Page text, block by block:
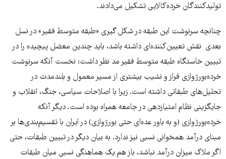
تولیدکنندگان خرده‌کالایی تشکیل می‌دادند.
چنانچه سرنوشت این طبقه در شکل گیری «طبقه متوسط فقیر» در نسل
بعدی نقش تعیین‌کننده‌ای داشته باشد، باید چندین معضل پیچیده را در
تبیین خاستگاه طبقه متوسط فقیر مد نظر داشت: نخست آنکه سرنوشت
خرده‌بورژوازی فراز و نشیب بیشتری از مسیر معمول و بلندمدت در
تحلیل‌های طبقاتی داشته است. زیرا با اصلاحات سیاسی، جنگ، انقلاب و
جایگزینی نظام امتیازدهی در جامعه همراه بوده است. دیگر آنکه
خرده‌بورژوازی (و به باور عده‌ای حتی بورژوازی) در ایران با تقسیم‌بندی‌ها بر
مبنای درآمد همخوانی نسبی نیز ندارد. به بیان دیگر در تبیین طبقات، حتی
اگر ملاک میزان درآمد نباشد، باز هم یک هماهنگی نسبی میان طبقات